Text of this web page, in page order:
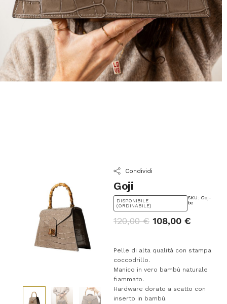
Condividi
Goji
DISPONIBILE
(ORDINABILE)
SKU: Goj-
be
120,00€ 108,00 €
Pelle di alta qualità con stampa
coccodrillo.
Manico in vero bambù naturale
fiammato.
Hardware dorato a scatto con
inserto in bambù.